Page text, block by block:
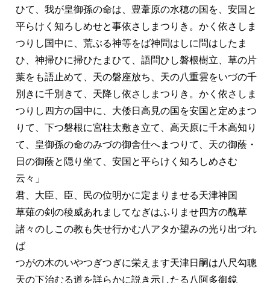
ひて、我が皇御孫の命は、豊葦原の水穂の国を、安国と
平らけく知ろしめせと事依さしまつりき。かく依さしま
つりし国中に、荒ぶる神等をば神問はしに問はしたま
ひ、神掃ひに掃ひたまひて、語問ひし磐根樹立、草の片
葉をも語止めて、天の磐座放ち、天の八重雲をいづの千
別きに千別きて、天降し依さしまつりき。かく依さしま
つりし四方の国中に、大倭日高見の国を安国と定めまつ
りて、下つ磐根に宮柱太敷き立て、高天原に千木高知り
て、皇御孫の命のみづの御舎仕へまつりて、天の御蔭・
日の御蔭と隠り坐て、安国と平らけく知ろしめさむ
云々」
君、大臣、臣、民の位明かに定まりませる天津神国
草薙の剣の稜威あれましてなぎはふりませ四方の醜草
諸々のしこの教も失せ行かむ八アタか望みの光り出づれ
ば
つがの木のいやつぎつぎに栄えます天津日嗣は八尺勾聰
天の下治むる道を詳らかに説き示したる八阿多御鏡